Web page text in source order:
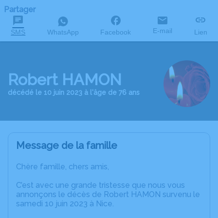
Partager
SMS WhatsApp Facebook E-mail Lien
Robert HAMON
décédé le 10 juin 2023 à l'âge de 76 ans
Message de la famille
Chère famille, chers amis,
C’est avec une grande tristesse que nous vous
annonçons le décès de Robert HAMON survenu le
samedi 10 juin 2023 à Nice.